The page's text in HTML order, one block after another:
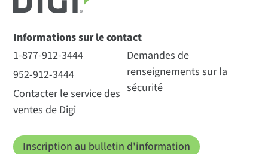
Informations sur le contact
1-877-912-3444
952-912-3444
Contacter le service des
ventes de Digi
Demandes de
renseignements sur la
sécurité
Inscription au bulletin d'information